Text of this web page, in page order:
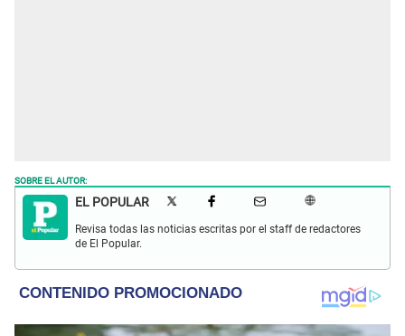
SOBRE EL AUTOR:
EL POPULAR
Revisa todas las noticias escritas por el staff de redactores
de El Popular.